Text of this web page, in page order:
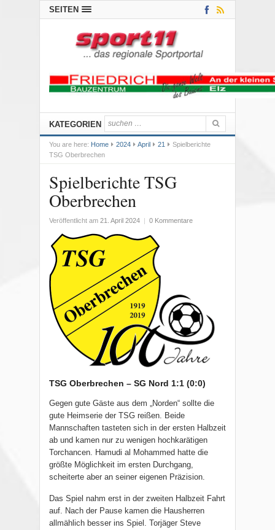
SEITEN
KATEGORIEN
You are here: Home 2024 April 21
Spielberichte
TSG Oberbrechen
Spielberichte TSG
Oberbrechen
Veröffentlicht am 21. April 2024 0 Kommentare
TSG Oberbrechen – SG Nord 1:1 (0:0)
Gegen gute Gäste aus dem „Norden“ sollte die
gute Heimserie der TSG reißen. Beide
Mannschaften tasteten sich in der ersten Halbzeit
ab und kamen nur zu wenigen hochkarätigen
Torchancen. Hamudi al Mohammed hatte die
größte Möglichkeit im ersten Durchgang,
scheiterte aber an seiner eigenen Präzision.
Das Spiel nahm erst in der zweiten Halbzeit Fahrt
auf. Nach der Pause kamen die Hausherren
allmählich besser ins Spiel. Torjäger Steve